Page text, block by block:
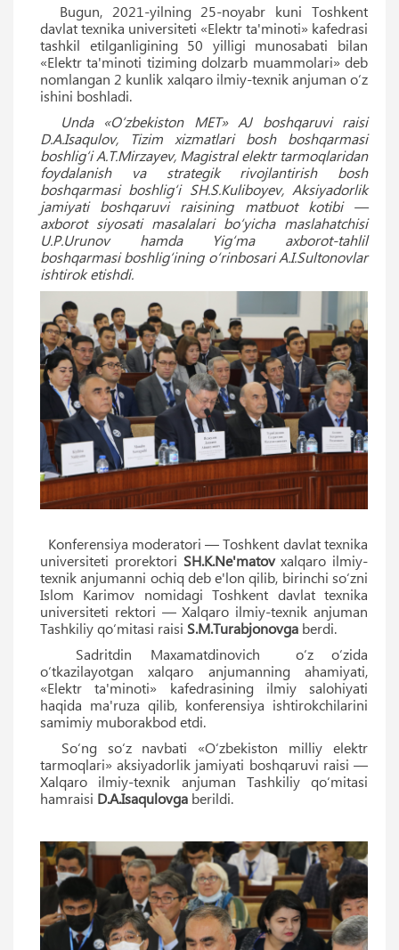
Bugun, 2021-yilning 25-noyabr kuni Toshkent
davlat texnika universiteti «Elektr ta'minoti» kafedrasi
tashkil etilganligining 50 yilligi munosabati bilan
«Elektr ta'minoti tiziming dolzarb muammolari» deb
nomlangan 2 kunlik xalqaro ilmiy-texnik anjuman o‘z
ishini boshladi.
Unda «O‘zbekiston MET» AJ boshqaruvi raisi
D.A.Isaqulov, Tizim xizmatlari bosh boshqarmasi
boshlig‘i A.T.Mirzayev, Magistral elektr tarmoqlaridan
foydalanish va strategik rivojlantirish bosh
boshqarmasi boshlig‘i SH.S.Kuliboyev, Aksiyadorlik
jamiyati boshqaruvi raisining matbuot kotibi —
axborot siyosati masalalari bo‘yicha maslahatchisi
U.P.Urunov hamda Yig‘ma axborot-tahlil
boshqarmasi boshlig‘ining o‘rinbosari A.I.Sultonovlar
ishtirok etishdi.
Konferensiya moderatori — Toshkent davlat texnika
universiteti prorektori SH.K.Ne'matovxalqaro ilmiy-
texnik anjumanni ochiq deb e'lon qilib, birinchi so‘zni
Islom Karimov nomidagi Toshkent davlat texnika
universiteti rektori — Xalqaro ilmiy-texnik anjuman
Tashkiliy qo‘mitasi raisi S.M.Turabjonovga berdi.
Sadritdin Maxamatdinovich o‘z o‘zida
o‘tkazilayotgan xalqaro anjumanning ahamiyati,
«Elektr ta'minoti» kafedrasining ilmiy salohiyati
haqida ma'ruza qilib, konferensiya ishtirokchilarini
samimiy muborakbod etdi.
So‘ng so‘z navbati «O‘zbekiston milliy elektr
tarmoqlari» aksiyadorlik jamiyati boshqaruvi raisi —
Xalqaro ilmiy-texnik anjuman Tashkiliy qo‘mitasi
hamraisi D.A.Isaqulovga berildi.